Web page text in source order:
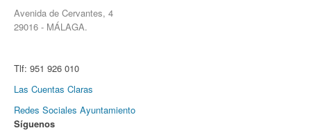
Avenida de Cervantes, 4
29016 - MÁLAGA.
Tlf: 951 926 010
Las Cuentas Claras
Redes Sociales Ayuntamiento
Síguenos